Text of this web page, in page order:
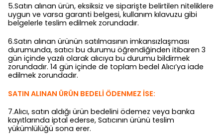
5.Satın alınan ürün, eksiksiz ve siparişte belirtilen niteliklere
uygun ve varsa garanti belgesi, kullanım kılavuzu gibi
belgelerle teslim edilmek zorundadır.
6.Satın alınan ürünün satılmasının imkansızlaşması
durumunda, satıcı bu durumu öğrendiğinden itibaren 3
gün içinde yazılı olarak alıcıya bu durumu bildirmek
zorundadır. 14 gün içinde de toplam bedel Alıcı’ya iade
edilmek zorundadır.
SATIN ALINAN ÜRÜN BEDELİ ÖDENMEZ İSE:
7.Alıcı, satın aldığı ürün bedelini ödemez veya banka
kayıtlarında iptal ederse, Satıcının ürünü teslim
yükümlülüğü sona erer.